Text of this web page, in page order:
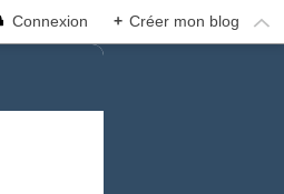
Connexion + Créer mon blog